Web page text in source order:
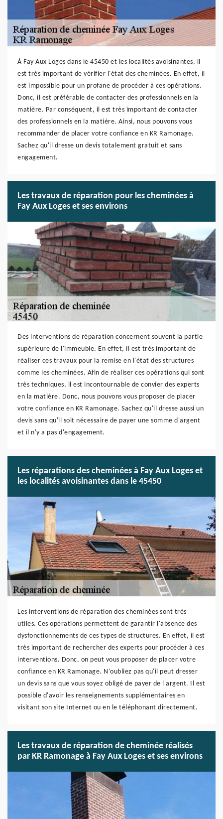
À Fay Aux Loges dans le 45450 et les localités avoisinantes, il
est très important de vérifier l'état des cheminées. En effet, il
est impossible pour un profane de procéder à ces opérations.
Donc, il est préférable de contacter des professionnels en la
matière. Par conséquent, il est très important de contacter
des professionnels en la matière. Ainsi, nous pouvons vous
recommander de placer votre confiance en KR Ramonage.
Sachez qu'il dresse un devis totalement gratuit et sans
engagement.
Les travaux de réparation pour les cheminées à
Fay Aux Loges et ses environs
Des interventions de réparation concernent souvent la partie
supérieure de l'immeuble. En effet, il est très important de
réaliser ces travaux pour la remise en l'état des structures
comme les cheminées. Afin de réaliser ces opérations qui sont
très techniques, il est incontournable de convier des experts
en la matière. Donc, nous pouvons vous proposer de placer
votre confiance en KR Ramonage. Sachez qu'il dresse aussi un
devis sans qu'il soit nécessaire de payer une somme d'argent
et il n'y a pas d'engagement.
Les réparations des cheminées à Fay Aux Loges et
les localités avoisinantes dans le 45450
Les interventions de réparation des cheminées sont très
utiles. Ces opérations permettent de garantir l'absence des
dysfonctionnements de ces types de structures. En effet, il est
très important de rechercher des experts pour procéder à ces
interventions. Donc, on peut vous proposer de placer votre
confiance en KR Ramonage. N'oubliez pas qu'il peut dresser
un devis sans que vous soyez obligé de payer de l'argent. Il est
possible d'avoir les renseignements supplémentaires en
visitant son site Internet ou en le téléphonant directement.
Les travaux de réparation de cheminée réalisés
par KR Ramonage à Fay Aux Loges et ses environs